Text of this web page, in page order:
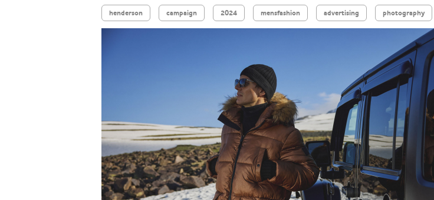
henderson campaign 2024 mensfashion advertising photography